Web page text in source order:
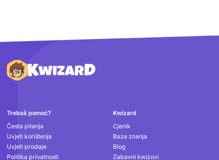
Podnožje
Trebaš pomoć?
Česta pitanja
Uvjeti korištenja
Uvjeti prodaje
Politika privatnosti
Kwizard
Cjenik
Baza znanja
Blog
Zabavni kwizovi